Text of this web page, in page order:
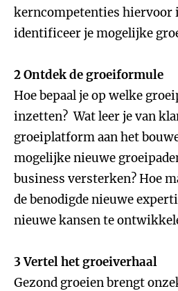
kerncompetenties hiervoor
identificeer je mogelijke
2 Ontdek de groeiformule
Hoe bepaal je op welke
inzetten? Wat leer je van
groeiplatform aan het
mogelijke nieuwe
business versterken? Hoe
de benodigde nieuwe
nieuwe kansen te
3 Vertel het groeiverhaal
Gezond groeien brengt